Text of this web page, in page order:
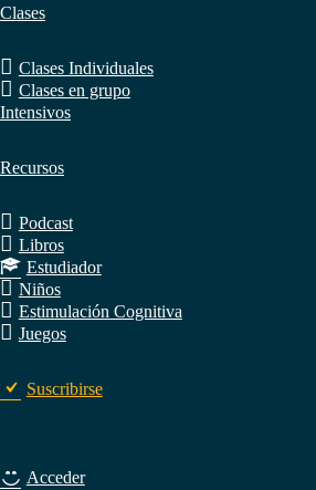
Clases
Clases Individuales
Clases en grupo
Intensivos
Recursos
Podcast
Libros
Estudiador
Niños
Estimulación Cognitiva
Juegos
Suscribirse
Acceder